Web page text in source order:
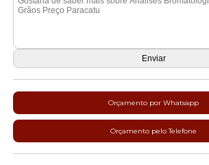
Orçamento por Whatsapp
Orçamento pelo Telefone